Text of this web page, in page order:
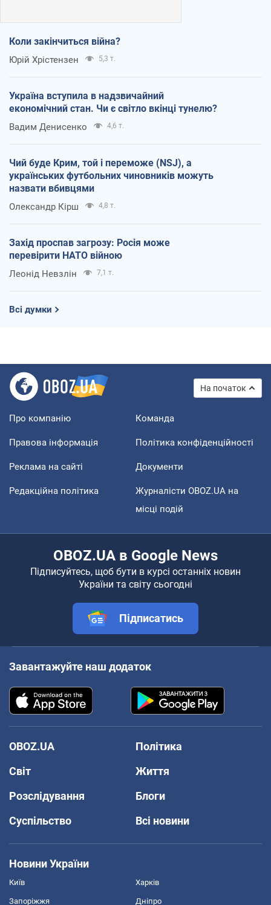
Коли закінчиться війна?
Юрій Хрістензен 5,3 т.
Україна вступила в надзвичайний
економічний стан. Чи є світло вкінці тунелю?
Вадим Денисенко 4,6 т.
Чий буде Крим, той і переможе (NSJ), а
українських футбольних чиновників можуть
назвати вбивцями
Олександр Кірш 4,8 т.
Захід проспав загрозу: Росія може
перевірити НАТО війною
Леонід Невзлін 7,1 т.
Всі думки
На початок
Про компанію Команда
Правова інформація Політика конфіденційності
Реклама на сайті Документи
Редакційна політика
Журналісти OBOZ.UA на
місці подій
OBOZ.UA в Google News
Підписуйтесь, щоб бути в курсі останніх новин
України та світу сьогодні
Підписатись
Завантажуйте наш додаток
OBOZ.UA
Політика
Світ
Життя
Розслідування
Блоги
Суспільство
Всі новини
Новини України
Київ Харків
Запоріжжя Дніпро